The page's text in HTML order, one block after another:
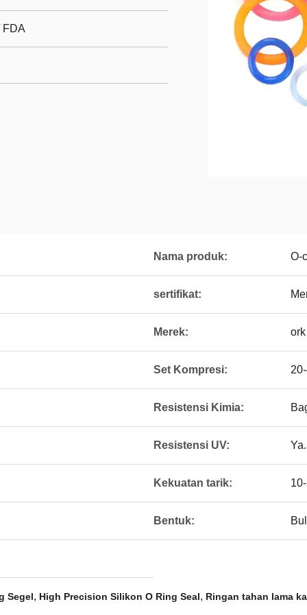
FDA
Nama produk: O-
sertifikat:
Merek: ork
Set Kompresi:
Resistensi Kimia:
Resistensi UV: Ya.
Kekuatan tarik:
Bentuk:
Segel, High Precision Silikon O Ring Seal, Ringan tahan lama